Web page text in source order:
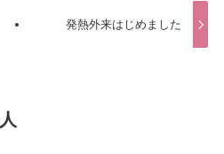
発熱外来はじめました